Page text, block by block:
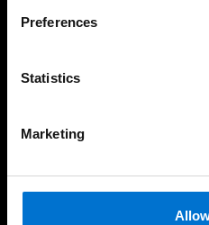
Preferences
Statistics
Marketing
Verandas
Configura tu proyecto